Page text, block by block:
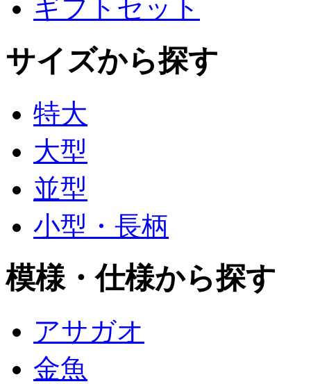
ギフトセット
サイズから探す
特大
大型
並型
小型・長柄
模様・仕様から探す
アサガオ
金魚